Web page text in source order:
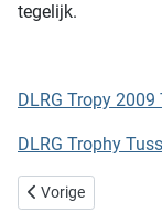
tegelijk.
DLRG Tropy
DLRG Trophy
Vorig artikel: DLRG
Vorige